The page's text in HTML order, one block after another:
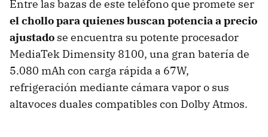
Entre las bazas de este teléfono que promete ser
el chollo para quienes buscan potencia a precio
ajustado se encuentra su potente procesador
MediaTek Dimensity 8100, una gran batería de
5.080 mAh con carga rápida a 67W,
refrigeración mediante cámara vapor o sus
altavoces duales compatibles con Dolby Atmos.